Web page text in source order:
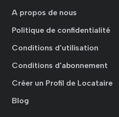
A propos de nous
Politique de confidentialité
Conditions d'utilisation
Conditions d'abonnement
Créer un Profil de Locataire
Blog